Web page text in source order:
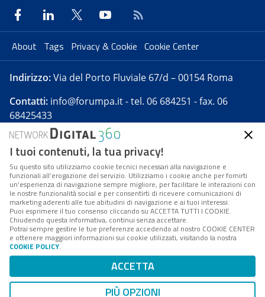
About Tags Privacy & Cookie Cookie Center
Indirizzo:Via del Porto Fluviale 67/d – 00154 Roma
Contatti: info@forumpa.it- tel. 06 684251 - fax. 06
68425433
Forumpa.itè una pubblicazione telematica iscritta
presso Registro della stampa del Tribunale di Roma -
Reg. n. 182 del 2 maggio 2008 - Direttore resp. Michela
Stentella
FPA s.r.l. è società soggetta a Direzione e
Coordinamento da parte di Digital360 S.p.A. - FPA s.r.l.
è un'azienda certificata per il sistema di management
Codice Fiscale/Partita IVA n. 10693191008 - R.E.A. Roma
n. 1249791. ISP AWS
Mappa del sito
I tuoi contenuti, la tua privacy!
Su questo sito utilizziamo cookie tecnici necessari alla navigazione e
funzionali all’erogazione del servizio. Utilizziamo i cookie anche per fornirti
un’esperienza di navigazione sempre migliore, per facilitare le interazioni con
le nostre funzionalità social e per consentirti di ricevere comunicazioni di
marketing aderenti alle tue abitudini di navigazione e ai tuoi interessi.
Puoi esprimere il tuo consenso cliccando su ACCETTA TUTTI I COOKIE.
Chiudendo questa informativa, continui senza accettare.
Potrai sempre gestire le tue preferenze accedendo al nostro COOKIE CENTER
e ottenere maggiori informazioni sui cookie utilizzati, visitando la nostra
COOKIE POLICY.
ACCETTA
PIÙ OPZIONI